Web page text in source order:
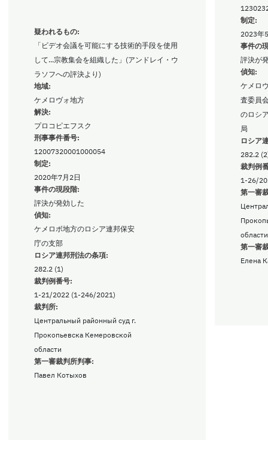
地域:
ケメロヴォ地方
解決:
プロコピエフスク
疑われるもの:
「ビデオ会議を可能にする技術的手段を使用
して...宗教集会を組織した」(アンドレイ・ウ
ラソフへの評決より)
刑事事件番号:
12007320001000054
制定:
2020年7月2日
事件の現段階:
評決が発効した
偵知:
ケメロボ地方のロシア連邦保安
庁の支部
ロシア連邦刑法の条項:
282.2 (1)
裁判例番号:
1-21/2022 (1-246/2021)
裁判所:
Центральный районный суд г.
Прокопьевска Кемеровской
области
第一審裁判所判事:
Павел Котыхов
制定:
2023年
事件の
評決が
偵知:
ケメロ
査委員
のロシ
局
ロシア
282.2
裁判例
1-26/
第一審
области
第一審
Елена